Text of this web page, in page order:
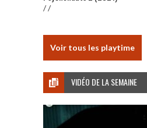
/ /
Voir tous les playtime
VIDÉO DE LA SEMAINE